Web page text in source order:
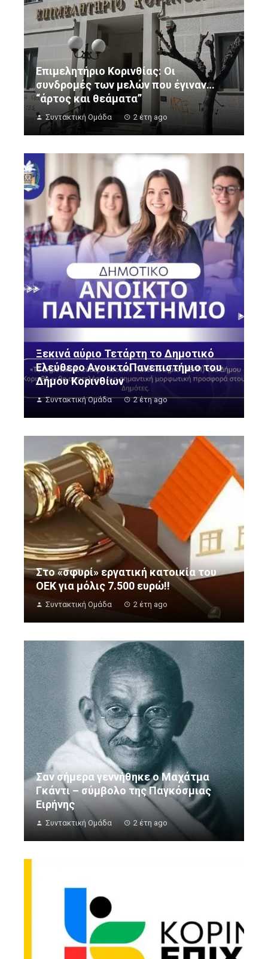
Επιμελητήριο Κορινθίας: Οι
συνδρομές των μελών που έγιναν…
“άρτος και θεάματα”
Συντακτική Ομάδα 2 έτη ago
Ξεκινά αύριο Τετάρτη το Δημοτικό
Ελεύθερο ΑνοικτόΠανεπιστήμιο του
Δήμου Κορινθίων
Συντακτική Ομάδα 2 έτη ago
Στο «σφυρί» εργατική κατοικία του
ΟΕΚ για μόλις 7.500 ευρώ!!
Συντακτική Ομάδα 2 έτη ago
Σαν σήμερα γεννήθηκε ο Μαχάτμα
Γκάντι – σύμβολο της Παγκόσμιας
Ειρήνης
Συντακτική Ομάδα 2 έτη ago